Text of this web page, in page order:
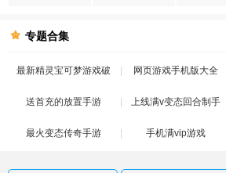
专题合集
最新精灵宝可梦游戏破
解版
网页游戏手机版大全
送首充的放置手游 上线满v变态回合制手
游
最火变态传奇手游 手机满vip游戏